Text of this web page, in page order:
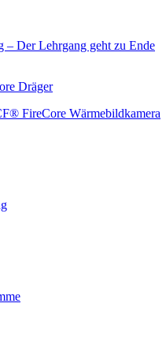
– Der Lehrgang geht zu Ende
FireCore Wärmebildkamera